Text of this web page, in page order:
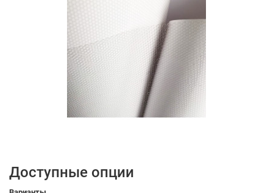
Доступные опции